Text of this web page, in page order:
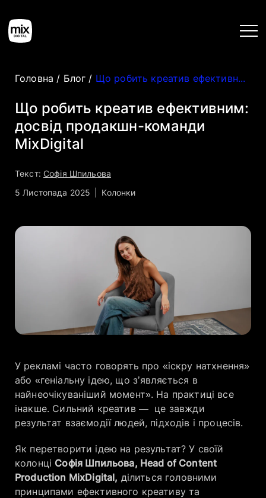
Головна
Блог
Компанія
Кар’єра
Головна / Блог / Що робить креатив ефективним: досвід продакшн-команди MixDigital
Що робить креатив ефективним:
досвід продакшн-команди
MixDigital
Текст: Софія Шпильова
5 Листопада 2025
Колонки
У рекламі часто говорять про «іскру натхнення»
або «геніальну ідею, що з’являється в
найнеочікуваніший момент». На практиці все
інакше. Сильний креатив — це завжди
результат взаємодії людей, підходів і процесів.
Як перетворити ідею на результат? У своїй
колонці Софія Шпильова, Head of Content
Production MixDigital, ділиться головними
принципами ефективного креативу та